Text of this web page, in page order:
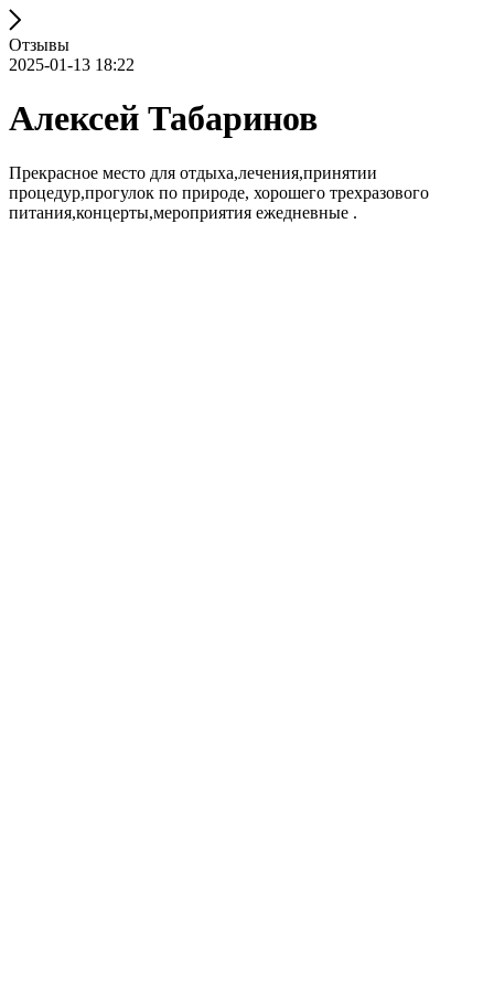
Отзывы
2025-01-13 18:22
Алексей Табаринов
Прекрасное место для отдыха,лечения,принятии
процедур,прогулок по природе, хорошего трехразового
питания,концерты,мероприятия ежедневные .